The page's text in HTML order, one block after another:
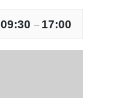
09:30 – 17:00